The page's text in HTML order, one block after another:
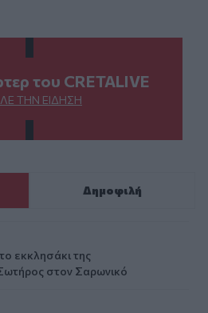
του CRETALIVE
ΤΗΝ ΕΊΔΗΣΗ
Δημοφιλή
εκκλησάκι της
στον Σαρωνικό